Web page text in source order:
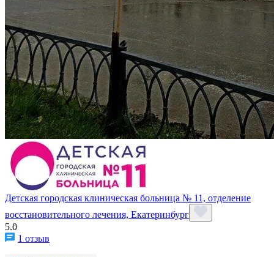
Детская городская клиническая больница № 11, отделение
восстановительного лечения, Екатеринбург
5.0
1 отзыв